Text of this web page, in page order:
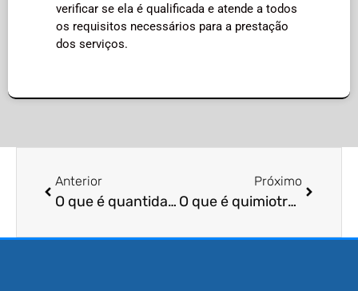
verificar se ela é qualificada e atende a todos
os requisitos necessários para a prestação
dos serviços.
Anterior
O que é quantidade de controle de pragas?
Próximo
O que é quimiotropismo de insetos?